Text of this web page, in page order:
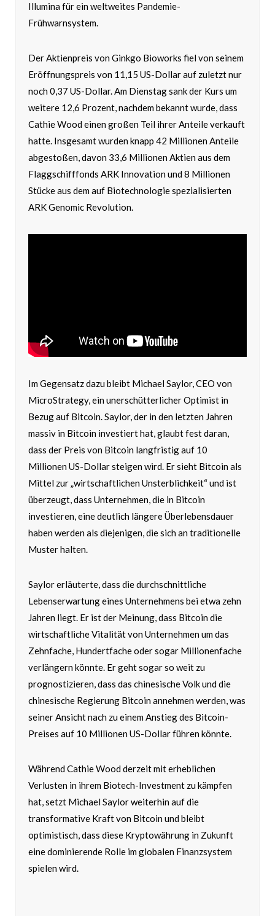
Illumina für ein weltweites Pandemie-
Frühwarnsystem.
Der Aktienpreis von Ginkgo Bioworks fiel von seinem
Eröffnungspreis von 11,15 US-Dollar auf zuletzt nur
noch 0,37 US-Dollar. Am Dienstag sank der Kurs um
weitere 12,6 Prozent, nachdem bekannt wurde, dass
Cathie Wood einen großen Teil ihrer Anteile verkauft
hatte. Insgesamt wurden knapp 42 Millionen Anteile
abgestoßen, davon 33,6 Millionen Aktien aus dem
Flaggschifffonds ARK Innovation und 8 Millionen
Stücke aus dem auf Biotechnologie spezialisierten
ARK Genomic Revolution.
Im Gegensatz dazu bleibt Michael Saylor, CEO von
MicroStrategy, ein unerschütterlicher Optimist in
Bezug auf Bitcoin. Saylor, der in den letzten Jahren
massiv in Bitcoin investiert hat, glaubt fest daran,
dass der Preis von Bitcoin langfristig auf 10
Millionen US-Dollar steigen wird. Er sieht Bitcoin als
Mittel zur „wirtschaftlichen Unsterblichkeit“ und ist
überzeugt, dass Unternehmen, die in Bitcoin
investieren, eine deutlich längere Überlebensdauer
haben werden als diejenigen, die sich an traditionelle
Muster halten.
Saylor erläuterte, dass die durchschnittliche
Lebenserwartung eines Unternehmens bei etwa zehn
Jahren liegt. Er ist der Meinung, dass Bitcoin die
wirtschaftliche Vitalität von Unternehmen um das
Zehnfache, Hundertfache oder sogar Millionenfache
verlängern könnte. Er geht sogar so weit zu
prognostizieren, dass das chinesische Volk und die
chinesische Regierung Bitcoin annehmen werden, was
seiner Ansicht nach zu einem Anstieg des Bitcoin-
Preises auf 10 Millionen US-Dollar führen könnte.
Während Cathie Wood derzeit mit erheblichen
Verlusten in ihrem Biotech-Investment zu kämpfen
hat, setzt Michael Saylor weiterhin auf die
transformative Kraft von Bitcoin und bleibt
optimistisch, dass diese Kryptowährung in Zukunft
eine dominierende Rolle im globalen Finanzsystem
spielen wird.